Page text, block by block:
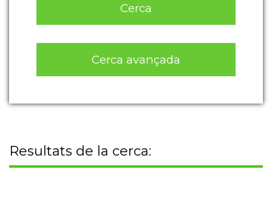
Cerca
Cerca avançada
Resultats de la cerca: